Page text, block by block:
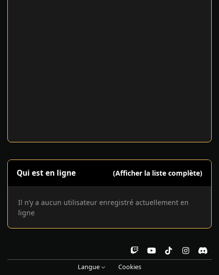
Qui est en ligne (Afficher la liste complète)
Il n’y a aucun utilisateur enregistré actuellement en
ligne
w
i
o
i
n
d
i
Langue Cookies